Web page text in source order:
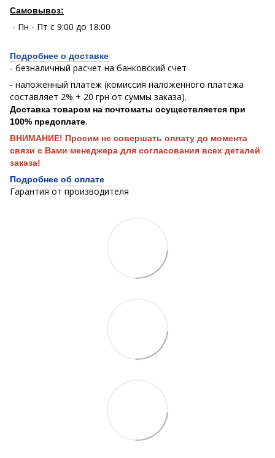
Самовывоз:
- Пн - Пт с 9:00 до 18:00
Подробнее о доставке
- безналичный расчет на банковский счет
- наложенный платеж (комиссия наложенного платежа
составляет 2% + 20 грн от суммы заказа).
Доставка товаром на почтоматы осуществляется при
100% предоплате.
ВНИМАНИЕ! Просим не совершать оплату до момента
связи с Вами менеджера для согласования всех деталей
заказа!
Подробнее об оплате
Гарантия от производителя